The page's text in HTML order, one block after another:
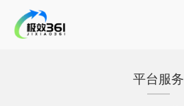
平台服务